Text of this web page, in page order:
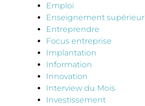
Emploi
Enseignement supérieur
Entreprendre
Focus entreprise
Implantation
Information
Innovation
Interview du Mois
Investissement